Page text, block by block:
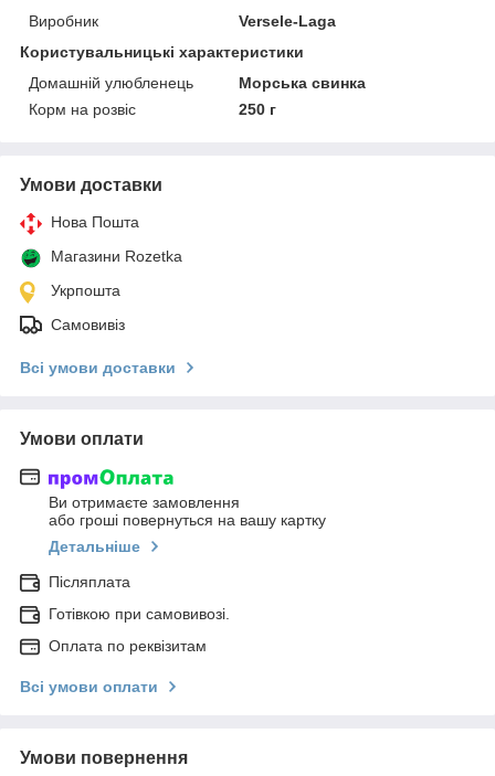
Виробник
Versele-Laga
Користувальницькі характеристики
Домашній улюбленець
Морська свинка
Корм на розвіс
250 г
Умови доставки
Нова Пошта
Магазини Rozetka
Укрпошта
Самовивіз
Всі умови доставки
Умови оплати
Ви отримаєте замовлення
або гроші повернуться на вашу картку
Детальніше
Післяплата
Готівкою при самовивозі.
Оплата по реквізитам
Всі умови оплати
Умови повернення